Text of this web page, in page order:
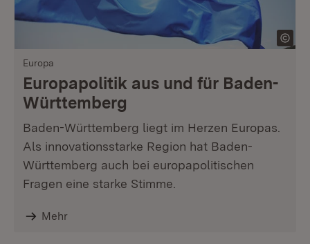
Europa
Europapolitik aus und für Baden-
Württemberg
Baden-Württemberg liegt im Herzen Europas.
Als innovationsstarke Region hat Baden-
Württemberg auch bei europapolitischen
Fragen eine starke Stimme.
Mehr